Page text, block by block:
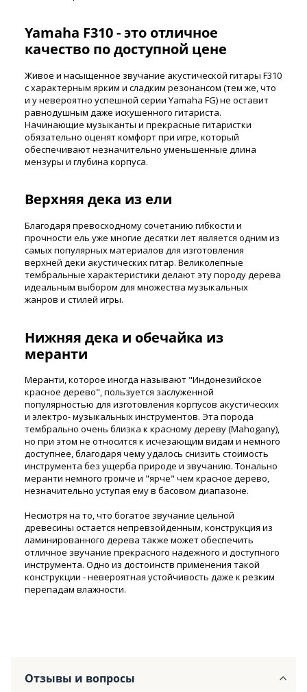
Yamaha F310 - это отличное
качество по доступной цене
Живое и насыщенное звучание акустической гитары F310
с характерным ярким и сладким резонансом (тем же, что
и у невероятно успешной серии Yamaha FG) не оставит
равнодушным даже искушенного гитариста.
Начинающие музыканты и прекрасные гитаристки
обязательно оценят комфорт при игре, который
обеспечивают незначительно уменьшенные длина
мензуры и глубина корпуса.
Верхняя дека из ели
Благодаря превосходному сочетанию гибкости и
прочности ель уже многие десятки лет является одним из
самых популярных материалов для изготовления
верхней деки акустических гитар. Великолепные
тембральные характеристики делают эту породу дерева
идеальным выбором для множества музыкальных
жанров и стилей игры.
Нижняя дека и обечайка из
меранти
Меранти, которое иногда называют "Индонезийское
красное дерево", пользуется заслуженной
популярностью для изготовления корпусов акустических
и электро- музыкальных инструментов. Эта порода
тембрально очень близка к красному дереву (Mahogany),
но при этом не относится к исчезающим видам и немного
доступнее, благодаря чему удалось снизить стоимость
инструмента без ущерба природе и звучанию. Тонально
меранти немного громче и "ярче" чем красное дерево,
незначительно уступая ему в басовом диапазоне.
Несмотря на то, что богатое звучание цельной
древесины остается непревзойденным, конструкция из
ламинированного дерева также может обеспечить
отличное звучание прекрасного надежного и доступного
инструмента. Одно из достоинств применения такой
конструкции - невероятная устойчивость даже к резким
перепадам влажности.
Отзывы и вопросы